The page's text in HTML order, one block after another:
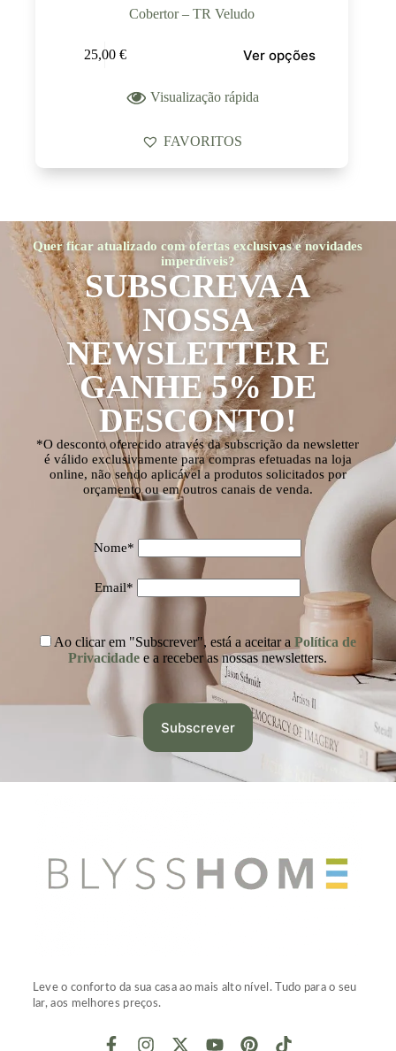
Cobertor – TR Veludo
25,00 € Ver opções
Visualização rápida
FAVORITOS
Quer ficar atualizado com ofertas exclusivas e novidades
imperdíveis?
SUBSCREVA A
NOSSA
NEWSLETTER E
GANHE 5% DE
DESCONTO!
*O desconto oferecido através da subscrição da newsletter
é válido exclusivamente para compras efetuadas na loja
online, não sendo aplicável a produtos solicitados por
orçamento ou em outros canais de venda.
Nome*
Email*
Ao clicar em "Subscrever", está a aceitar a Política de
Privacidade e a receber as nossas newsletters.
Leve o conforto da sua casa ao mais alto nível. Tudo para o seu
lar, aos melhores preços.